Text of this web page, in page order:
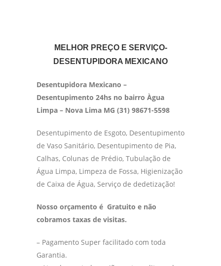
MELHOR PREÇO E SERVIÇO-
DESENTUPIDORA MEXICANO
Desentupidora Mexicano –
Desentupimento 24hs no bairro Àgua
Limpa – Nova Lima MG (31) 98671-5598
Desentupimento de Esgoto, Desentupimento
de Vaso Sanitário, Desentupimento de Pia,
Calhas, Colunas de Prédio, Tubulação de
Água Limpa, Limpeza de Fossa, Higienização
de Caixa de Água, Serviço de dedetização!
Nosso orçamento é Gratuito e não
cobramos taxas de visitas.
– Pagamento Super facilitado com toda
Garantia.